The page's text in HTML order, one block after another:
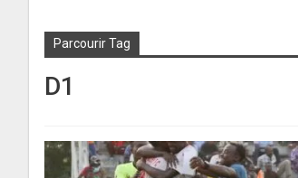
Parcourir Tag
D1